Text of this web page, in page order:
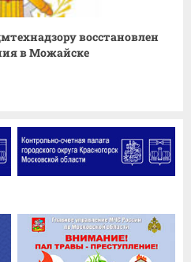
восстановлен
в Можайске